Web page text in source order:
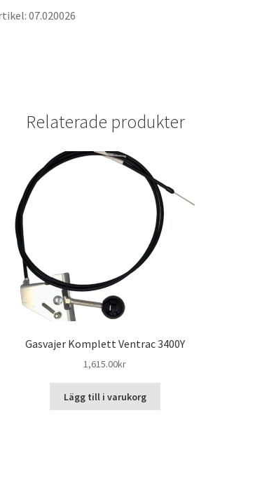
07.020026
Relaterade produkter
Gasvajer Komplett Ventrac 3400Y
1,615.00kr
Lägg till i varukorg